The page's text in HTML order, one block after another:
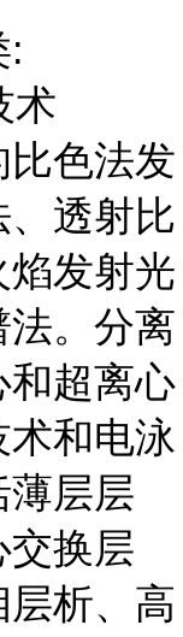
:
术
色法发
透射比
发射光
。分离
和超离心
和电泳
薄层层
交换层
析、高